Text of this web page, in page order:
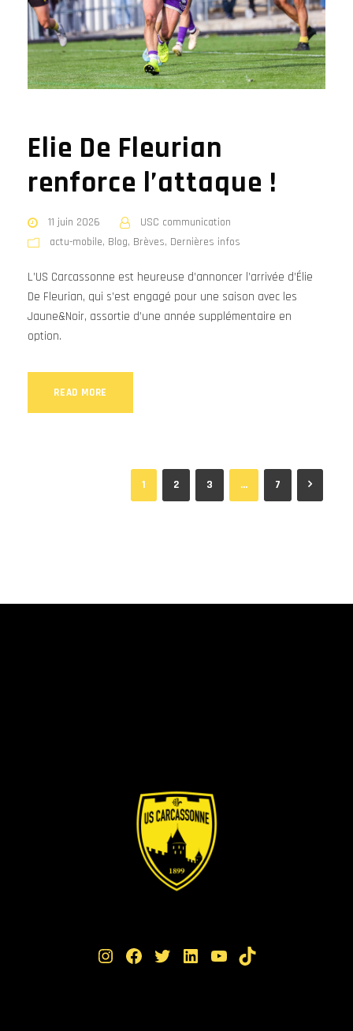
Elie De Fleurian
renforce l’attaque !
11 juin 2026
USC communication
actu-mobile, Blog, Brèves, Dernières infos
L’US Carcassonne est heureuse d’annoncer l’arrivée d’Élie
De Fleurian, qui s’est engagé pour une saison avec les
Jaune&Noir, assortie d’une année supplémentaire en
option.
READ MORE
1 2 3 … 7
Instagram Facebook Twitter LinkedIn YouTube TikTok